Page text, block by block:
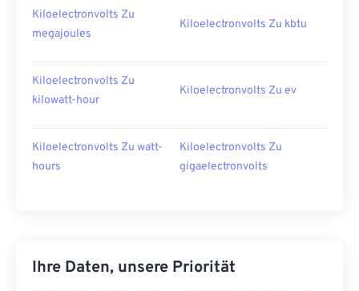
Kiloelectronvolts Zu
megajoules
Kiloelectronvolts Zu kbtu
Kiloelectronvolts Zu
kilowatt-hour
Kiloelectronvolts Zu ev
Kiloelectronvolts Zu watt-
hours
Kiloelectronvolts Zu
gigaelectronvolts
Ihre Daten, unsere Priorität